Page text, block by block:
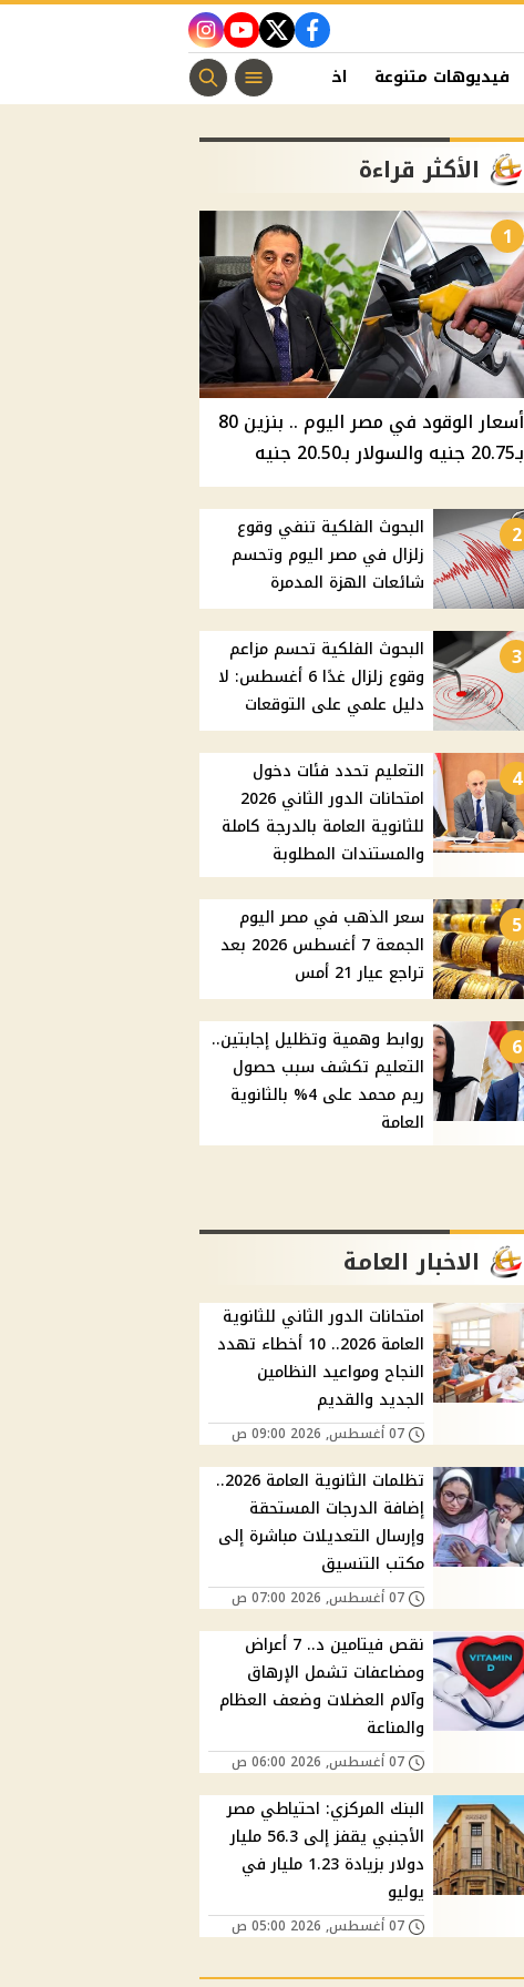
facebook
twitter
youtube
instagram
فيديوهات متنوعة اخبار الفن منوعات مسيحية
الأكثر قراءة
1
أسعار الوقود في مصر اليوم .. بنزين 80
بـ20.75 جنيه والسولار بـ20.50 جنيه
2
البحوث الفلكية تنفي وقوع
زلزال في مصر اليوم وتحسم
شائعات الهزة المدمرة
3
البحوث الفلكية تحسم مزاعم
وقوع زلزال غدًا 6 أغسطس: لا
دليل علمي على التوقعات
4
التعليم تحدد فئات دخول
امتحانات الدور الثاني 2026
للثانوية العامة بالدرجة كاملة
والمستندات المطلوبة
5
سعر الذهب في مصر اليوم
الجمعة 7 أغسطس 2026 بعد
تراجع عيار 21 أمس
6
روابط وهمية وتظليل إجابتين..
التعليم تكشف سبب حصول
ريم محمد على 4% بالثانوية
العامة
الاخبار العامة
امتحانات الدور الثاني للثانوية
العامة 2026.. 10 أخطاء تهدد
النجاح ومواعيد النظامين
الجديد والقديم
07 أغسطس, 2026 09:00 ص
تظلمات الثانوية العامة 2026..
إضافة الدرجات المستحقة
وإرسال التعديلات مباشرة إلى
مكتب التنسيق
07 أغسطس, 2026 07:00 ص
نقص فيتامين د.. 7 أعراض
ومضاعفات تشمل الإرهاق
وآلام العضلات وضعف العظام
والمناعة
07 أغسطس, 2026 06:00 ص
البنك المركزي: احتياطي مصر
الأجنبي يقفز إلى 56.3 مليار
دولار بزيادة 1.23 مليار في
يوليو
07 أغسطس, 2026 05:00 ص